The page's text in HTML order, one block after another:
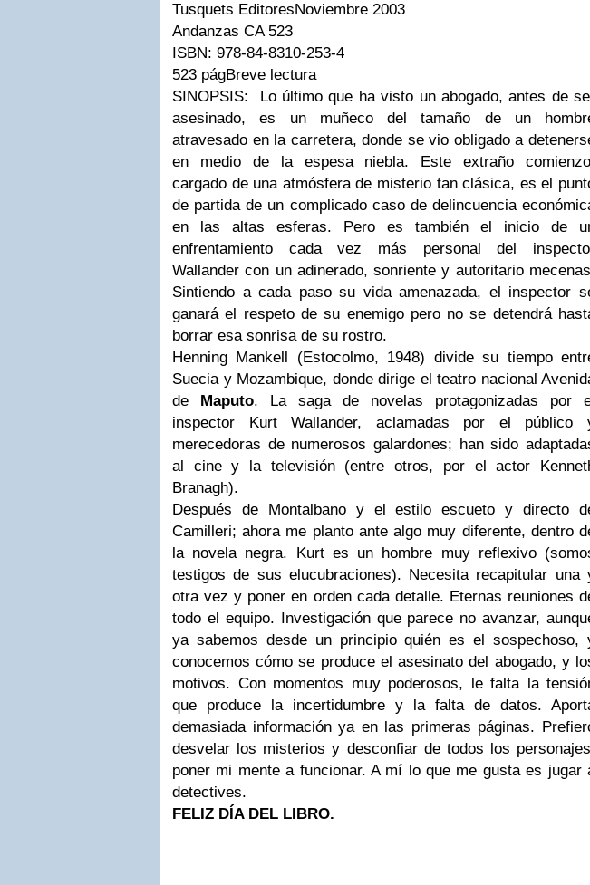
Tusquets EditoresNoviembre 2003
Andanzas CA 523
ISBN: 978-84-8310-253-4
523 págBreve lectura
SINOPSIS: Lo último que ha visto un abogado, antes de
asesinado, es un muñeco del tamaño de un
atravesado en la carretera, donde se vio obligado a
en medio de la espesa niebla. Este extraño
cargado de una atmósfera de misterio tan clásica, es el
de partida de un complicado caso de delincuencia
en las altas esferas. Pero es también el inicio de
enfrentamiento cada vez más personal del
Wallander con un adinerado, sonriente y autoritario
Sintiendo a cada paso su vida amenazada, el inspector
ganará el respeto de su enemigo pero no se detendrá
borrar esa sonrisa de su rostro.
Henning Mankell (Estocolmo, 1948) divide su tiempo
Suecia y Mozambique, donde dirige el teatro nacional
de Maputo. La saga de novelas protagonizadas por
inspector Kurt Wallander, aclamadas por el público
merecedoras de numerosos galardones; han sido
al cine y la televisión (entre otros, por el actor
Branagh).
Después de Montalbano y el estilo escueto y directo
Camilleri; ahora me planto ante algo muy diferente, dentro
la novela negra. Kurt es un hombre muy reflexivo
testigos de sus elucubraciones). Necesita recapitular una
otra vez y poner en orden cada detalle. Eternas reuniones
todo el equipo. Investigación que parece no avanzar,
ya sabemos desde un principio quién es el sospechoso,
conocemos cómo se produce el asesinato del abogado, y
motivos. Con momentos muy poderosos, le falta la
que produce la incertidumbre y la falta de datos.
demasiada información ya en las primeras páginas.
desvelar los misterios y desconfiar de todos los
poner mi mente a funcionar. A mí lo que me gusta es jugar
detectives.
FELIZ DÍA DEL LIBRO.